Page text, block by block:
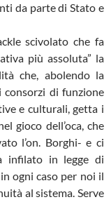
da parte di Stato e
scivolato che fa
più assoluta” la
che, abolendo la
consorzi di funzione
e culturali, getta i
gioco dell’oca, che
l’on. Borghi- e ci
infilato in legge di
ogni caso per noi il
al sistema. Serve